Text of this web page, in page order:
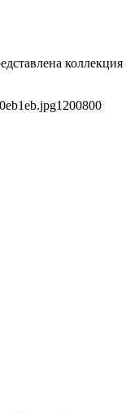
1200800